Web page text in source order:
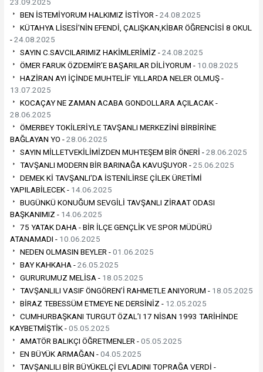
BEN İSTEMİYORUM HALKIMIZ İSTİYOR -24.08.2025
KÜTAHYA LİSESİ’NİN EFENDİ, ÇALIŞKAN,KİBAR ÖĞRENCİSİ 8 OKUL
-24.08.2025
SAYIN C.SAVCILARIMIZ HAKİMLERİMİZ -24.08.2025
ÖMER FARUK ÖZDEMİR’E BAŞARILAR DİLİYORUM - 10.08.2025
HAZİRAN AYI İÇİNDE MUHTELİF YILLARDA NELER OLMUŞ -
13.07.2025
KOCAÇAY NE ZAMAN ACABA GONDOLLARA AÇILACAK -
28.06.2025
ÖMERBEY TOKİLERİYLE TAVŞANLI MERKEZİNİ BİRBİRİNE
BAĞLAYAN YO -28.06.2025
SAYIN MİLLETVEKİLİMİZDEN MUHTEŞEM BİR ÖNERİ -28.06.2025
TAVŞANLI MODERN BİR BARINAĞA KAVUŞUYOR -25.06.2025
DEMEK Kİ TAVŞANLI’DA İSTENİLİRSE ÇİLEK ÜRETİMİ
YAPILABİLECEK - 14.06.2025
BUGÜNKÜ KONUĞUM SEVGİLİ TAVŞANLI ZİRAAT ODASI
BAŞKANIMIZ - 14.06.2025
75 YATAK DAHA - BİR İLÇE GENÇLİK VE SPOR MÜDÜRÜ
ATANAMADI - 10.06.2025
NEDEN OLMASIN BEYLER -01.06.2025
BAY KAHKAHA -26.05.2025
GURURUMUZ MELİSA - 18.05.2025
TAVŞANLILI VASIF ÖNGÖREN’İ RAHMETLE ANIYORUM - 18.05.2025
BİRAZ TEBESSÜM ETMEYE NE DERSİNİZ - 12.05.2025
CUMHURBAŞKANI TURGUT ÖZAL’I 17 NİSAN 1993 TARİHİNDE
KAYBETMİŞTİK -05.05.2025
AMATÖR BALIKÇI ÖĞRETMENLER -05.05.2025
EN BÜYÜK ARMAĞAN -04.05.2025
TAVŞANLILI BİR BÜYÜKELÇİ EVLADINI TOPRAĞA VERDİ -